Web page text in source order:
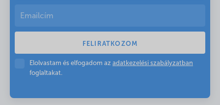
Elolvastam és elfogadom az adatkezelési szabályzatban
foglaltakat.